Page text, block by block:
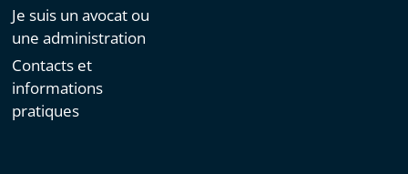
Je suis un avocat ou
une administration
Contacts et
informations
pratiques